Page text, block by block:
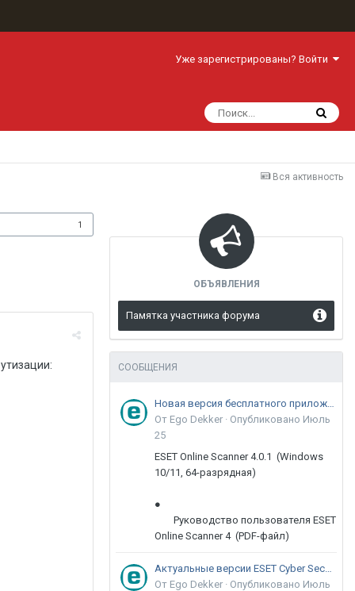
Уже зарегистрированы? Войти
Вся активность
1
ОБЪЯВЛЕНИЯ
Памятка участника форума
СООБЩЕНИЯ
Новая версия бесплатного приложения ESET Online Scanner доступна пользователям
От Ego Dekker · Опубликовано Июль
25
ESET Online Scanner 4.0.1 (Windows
10/11, 64-разрядная)
●
Руководство пользователя ESET
Online Scanner 4 (PDF-файл)
Актуальные версии ESET Cyber Security 9
От Ego Dekker · Опубликовано Июль